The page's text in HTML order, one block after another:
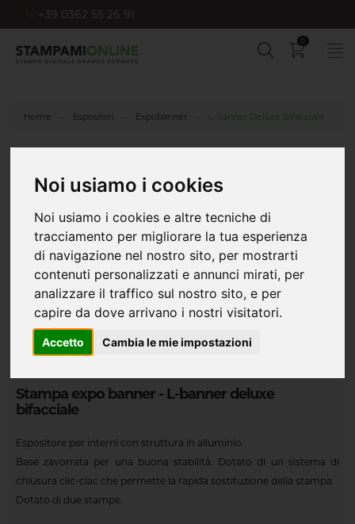
Noi usiamo i cookies
Noi usiamo i cookies e altre tecniche di
tracciamento per migliorare la tua esperienza
di navigazione nel nostro sito, per mostrarti
contenuti personalizzati e annunci mirati, per
analizzare il traffico sul nostro sito, e per
capire da dove arrivano i nostri visitatori.
Accetto Cambia le mie impostazioni
+39 0362 55 26 91
0
Home Espositori Expobanner L-Banner Deluxe Bifacciale
Stampa expo banner - L-banner deluxe
bifacciale
Espositore per interni con struttura in alluminio.
Base zavorrata per una buona stabilità. Dotato di un sistema di
chiusura clic-clac che permette la rapida sostituzione della stampa.
Dotato di due stampe.